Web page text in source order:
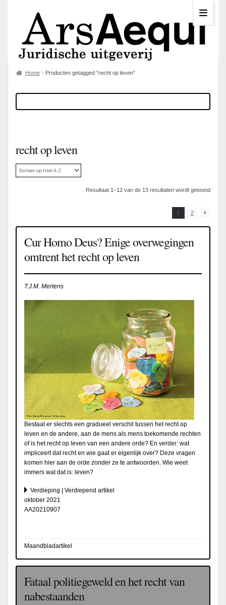
Home Producten getagged “recht op leven”
recht op leven
Resultaat 1–12 van de 13 resultaten wordt getoond
1 2
Cur Homo Deus? Enige overwegingen
omtrent het recht op leven
T.J.M. Mertens
Bestaat er slechts een gradueel verschil tussen het recht op
leven en de andere, aan de mens als mens toekomende rechten
of is het recht op leven van een andere orde? En verder: wat
impliceert dat recht en wie gaat er eigenlijk over? Deze vragen
komen hier aan de orde zonder ze te antwoorden. Wie weet
immers wat dat is: leven?
Verdieping | Verdiepend artikel
oktober 2021
AA20210907
Maandbladartikel
Fataal politiegeweld en het recht van
nabestaanden